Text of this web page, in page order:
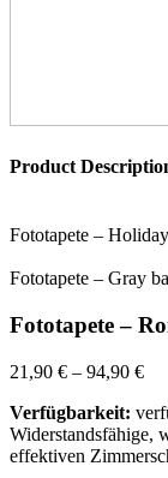
Product
Fototapete –
Fototapete – Gray
Fototapete –
21,90 € – 94,90 €
Verfügbarkeit:
Widerstandsfähige,
effektiven